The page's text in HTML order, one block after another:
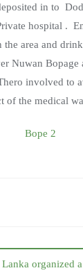
in to
hospital .
area and
Nuwan Bopage
involved to
of the medical
organized